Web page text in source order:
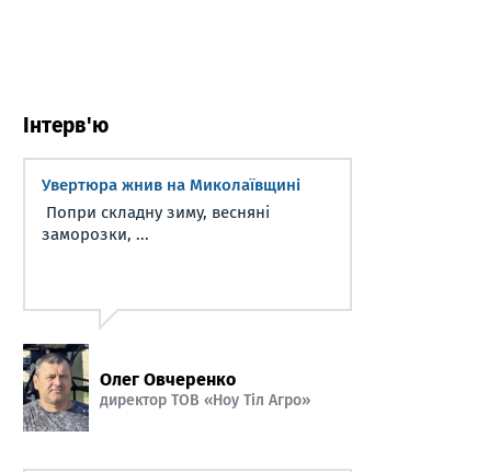
Інтерв'ю
Увертюра жнив на Миколаївщині
Попри складну зиму, весняні
заморозки, ...
Олег Овчеренко
директор ТОВ «Ноу Тіл Агро»